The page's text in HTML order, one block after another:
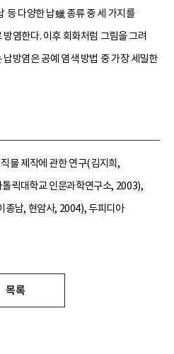
등 다양한 납蠟 종류 중 세 가지를
염한다. 이후 회화처럼 그림을 그려
방염은 공예 염색 방법 중 가장 세밀한
물 제작에 관한 연구(김지희,
릭대학교 인문과학연구소, 2003),
종남, 현암사, 2004), 두피디아
목록